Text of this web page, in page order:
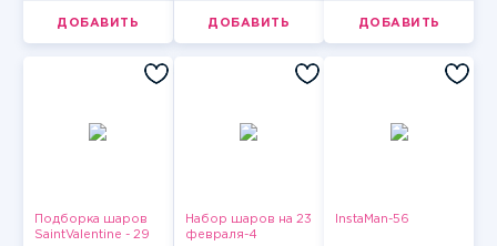
ДОБАВИТЬ ДОБАВИТЬ ДОБАВИТЬ
Подборка шаров
SaintValentine - 29
Набор шаров на 23
февраля-4
InstaMan-56